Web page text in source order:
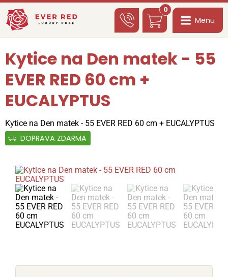
0
Menu
Kytice na Den matek - 55
EVER RED 60 cm +
EUCALYPTUS
Kytice na Den matek - 55 EVER RED 60 cm + EUCALYPTUS
DOPRAVA ZDARMA